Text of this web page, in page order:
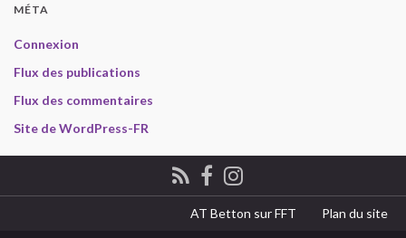
MÉTA
Connexion
Flux des publications
Flux des commentaires
Site de WordPress-FR
AT Betton sur FFT Plan du site